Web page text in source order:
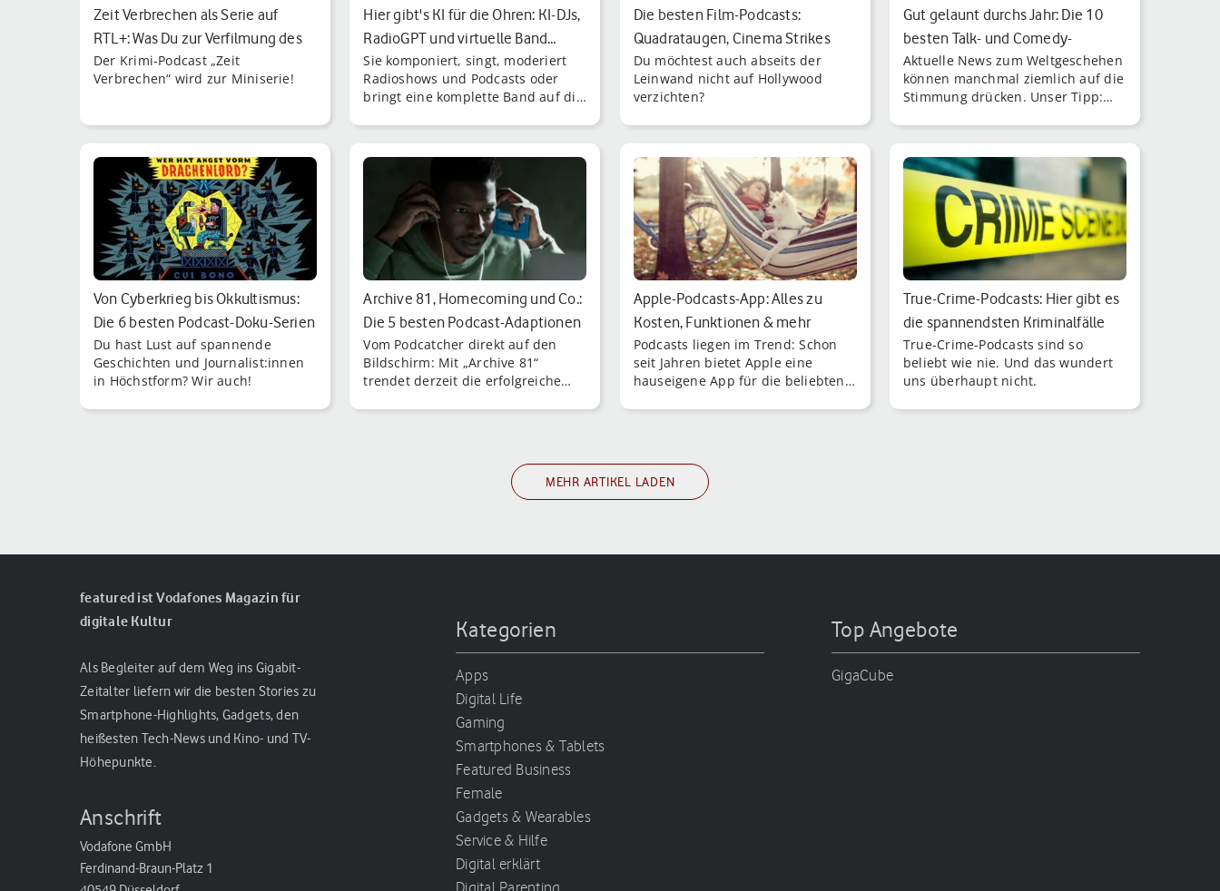
Zeit Verbrechen als Serie auf
RTL+: Was Du zur Verfilmung des
bel…
Der Krimi-Podcast „Zeit
Verbrechen“ wird zur Miniserie!
Hier gibt's KI für die Ohren: KI-DJs,
RadioGPT und virtuelle Band…
Sie komponiert, singt, moderiert
Radioshows und Podcasts oder
bringt eine komplette Band auf die
Die besten Film-Podcasts:
Quadrataugen, Cinema Strikes
Back, Loge…
Du möchtest auch abseits der
Leinwand nicht auf Hollywood
verzichten?
Gut gelaunt durchs Jahr: Die 10
besten Talk- und Comedy-
Podcasts
Aktuelle News zum Weltgeschehen
können manchmal ziemlich auf die
Stimmung drücken. Unser Tipp:
Von Cyberkrieg bis Okkultismus:
Die 6 besten Podcast-Doku-Serien
Du hast Lust auf spannende
Geschichten und Journalist:innen
in Höchstform? Wir auch!
Archive 81, Homecoming und Co.:
Die 5 besten Podcast-Adaptionen
f…
Vom Podcatcher direkt auf den
Bildschirm: Mit „Archive 81“
trendet derzeit die erfolgreiche
Apple-Podcasts-App: Alles zu
Kosten, Funktionen & mehr
Podcasts liegen im Trend: Schon
seit Jahren bietet Apple eine
hauseigene App für die beliebten
True-Crime-Podcasts: Hier gibt es
die spannendsten Kriminalfälle
True-Crime-Podcasts sind so
beliebt wie nie. Und das wundert
uns überhaupt nicht.
MEHR ARTIKEL LADEN
featured ist Vodafones Magazin für
digitale Kultur
Als Begleiter auf dem Weg ins Gigabit-
Zeitalter liefern wir die besten Stories zu
Smartphone-Highlights, Gadgets, den
heißesten Tech-News und Kino- und TV-
Höhepunkte.
Anschrift
Vodafone GmbH
Ferdinand-Braun-Platz 1
Kategorien
Apps
Digital Life
Gaming
Smartphones & Tablets
Featured Business
Female
Gadgets & Wearables
Service & Hilfe
Digital erklärt
Top Angebote
GigaCube